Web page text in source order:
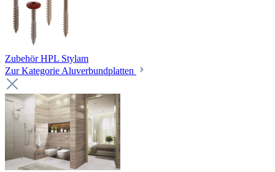
Zubehör HPL Stylam
Zur Kategorie Aluverbundplatten